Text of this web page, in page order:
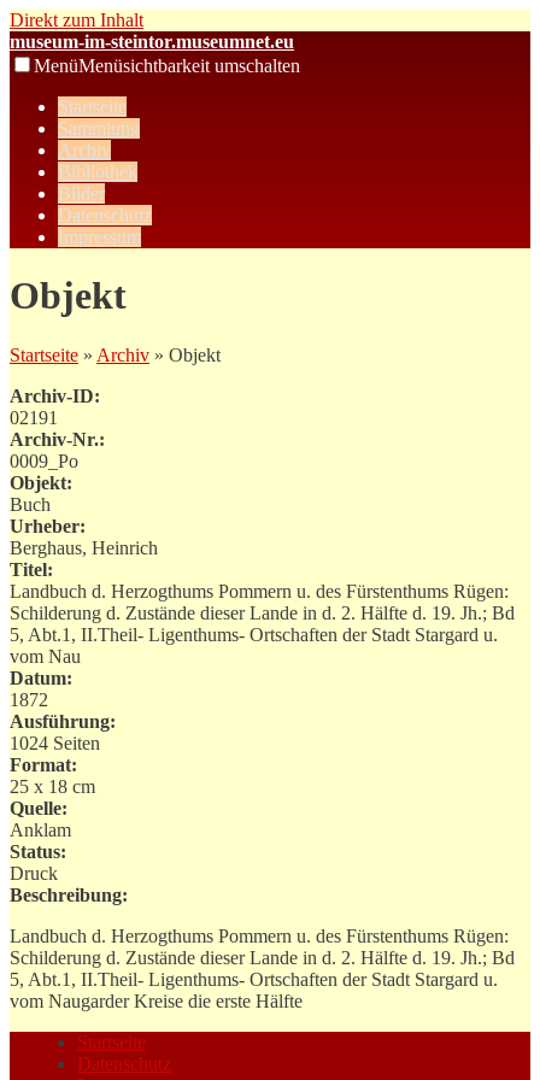
Direkt zum Inhalt
museum-im-steintor.museumnet.eu
MenüMenüsichtbarkeit umschalten
Startseite
Sammlung
Archiv
Bibliothek
Bilder
Datenschutz
Impressum
Objekt
Startseite » Archiv » Objekt
Archiv-ID:
02191
Archiv-Nr.:
0009_Po
Objekt:
Buch
Urheber:
Berghaus, Heinrich
Titel:
Landbuch d. Herzogthums Pommern u. des Fürstenthums Rügen:
Schilderung d. Zustände dieser Lande in d. 2. Hälfte d. 19. Jh.; Bd
5, Abt.1, II.Theil- Ligenthums- Ortschaften der Stadt Stargard u.
vom Nau
Datum:
1872
Ausführung:
1024 Seiten
Format:
25 x 18 cm
Quelle:
Anklam
Status:
Druck
Beschreibung:
Landbuch d. Herzogthums Pommern u. des Fürstenthums Rügen:
Schilderung d. Zustände dieser Lande in d. 2. Hälfte d. 19. Jh.; Bd
5, Abt.1, II.Theil- Ligenthums- Ortschaften der Stadt Stargard u.
vom Naugarder Kreise die erste Hälfte
Startseite
Datenschutz